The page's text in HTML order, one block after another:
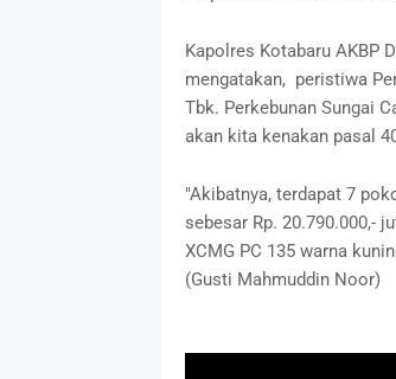
Kapolres Kotabaru AKBP
mengatakan, peristiwa
Tbk. Perkebunan Sungai
akan kita kenakan pasal
"Akibatnya, terdapat 7
sebesar Rp. 20.790.000,-
XCMG PC 135 warna
(Gusti Mahmuddin Noor)